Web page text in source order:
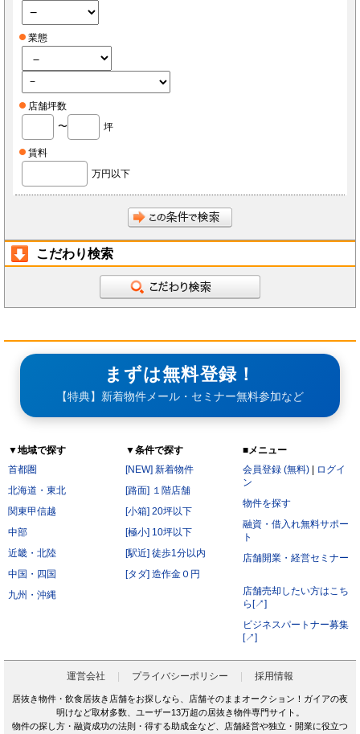
業態
店舗坪数
〜
坪
賃料
万円以下
こだわり検索
まずは無料登録！
【特典】新着物件メール・セミナー無料参加など
▼地域で探す
首都圏
北海道・東北
関東甲信越
中部
近畿・北陸
中国・四国
九州・沖縄
▼条件で探す
[NEW] 新着物件
[路面] １階店舗
[小箱] 20坪以下
[極小] 10坪以下
[駅近] 徒歩1分以内
[タダ] 造作金０円
■メニュー
会員登録 (無料)
ログイ
ン
物件を探す
融資・借入れ無料サポー
ト
店舗開業・経営セミナー
店舗売却したい方はこち
ら[↗]
ビジネスパートナー募集
[↗]
運営会社 プライバシーポリシー 採用情報
居抜き物件・飲食居抜き店舗をお探しなら、店舗そのままオークション！ガイアの夜
明けなど取材多数、ユーザー13万超の居抜き物件専門サイト。
物件の探し方・融資成功の法則・得する助成金など、店舗経営や独立・開業に役立つ